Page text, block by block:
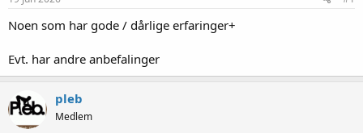
Noen som har gode / dårlige erfaringer+
Evt. har andre anbefalinger
pleb
Medlem